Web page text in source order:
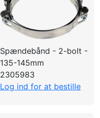
Spændebånd - 2-bolt -
135-145mm
2305983
Log ind for at bestille